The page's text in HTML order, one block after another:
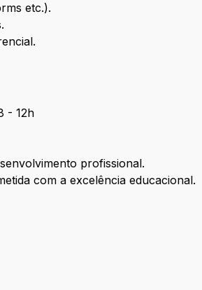
etc.).
- 12h
profissional.
com a excelência educacional.